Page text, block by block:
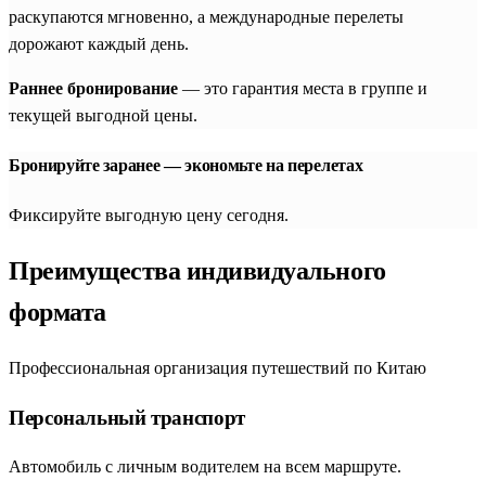
раскупаются мгновенно, а международные перелеты
дорожают каждый день.
Раннее бронирование — это гарантия места в группе и
текущей выгодной цены.
Бронируйте заранее — экономьте на перелетах
Фиксируйте выгодную цену сегодня.
Преимущества индивидуального
формата
Профессиональная организация путешествий по Китаю
Персональный транспорт
Автомобиль с личным водителем на всем маршруте.